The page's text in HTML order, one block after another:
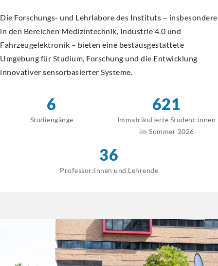
Die Forschungs- und Lehrlabore des Instituts – insbesondere
in den Bereichen Medizintechnik, Industrie 4.0 und
Fahrzeugelektronik – bieten eine bestausgestattete
Umgebung für Studium, Forschung und die Entwicklung
innovativer sensorbasierter Systeme.
6
Studiengänge
621
Immatrikulierte Student:innen
im Sommer 2026
36
Professor:innen und Lehrende